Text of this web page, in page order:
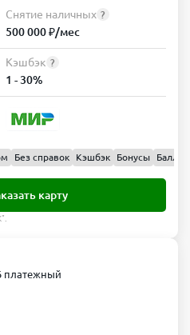
Снятие наличных ?
500 000 ₽/мес
Кэшбэк ?
1 - 30%
Без справок Кэшбэк Бонусы Баллы
карту
платежный